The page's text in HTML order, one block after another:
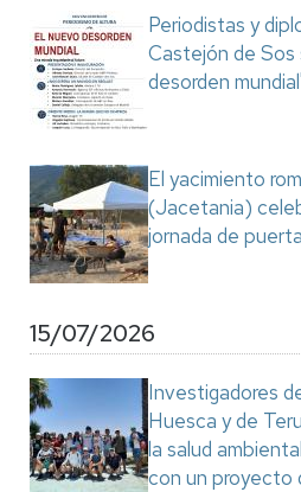
Periodistas y
Castejón de Sos
desorden
El yacimiento
(Jacetania)
jornada de
15/07/2026
Investigadores
Huesca y de
la salud
con un proyecto